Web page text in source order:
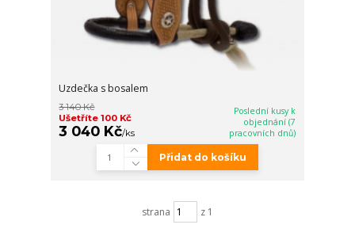
Uzdečka s bosalem
3 140 Kč
Ušetříte 100 Kč
3 040 Kč/ks
Poslední kusy k
objednání (7
pracovních dnů)
Přidat do košíku
strana z 1